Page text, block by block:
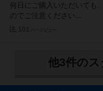
何日にご購入いただいても
のでご注意ください...
他3件の